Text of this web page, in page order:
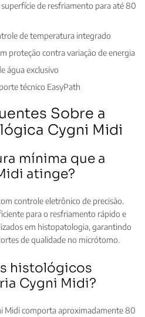
de resfriamento para até 80
de temperatura integrado
proteção contra variação de energia
água exclusivo
técnico EasyPath
Sobre a
Cygni Midi
mínima que a
atinge?
controle eletrônico de precisão.
para o resfriamento rápido e
em histopatologia, garantindo
de qualidade no micrótomo.
histológicos
Cygni Midi?
Midi comporta aproximadamente 80